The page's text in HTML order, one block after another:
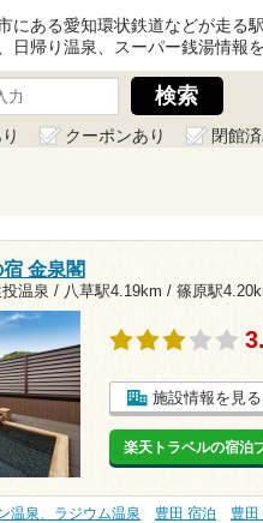
にある愛知環状鉄道などが走る
日帰り温泉、スーパー銭湯情報
クーポンあり
閉館
金泉閣
温泉 / 八草駅4.19km / 篠原駅
施設情報を見る
楽天トラベルの宿泊
温泉、ラジウム温泉 豊田 宿泊 豊田